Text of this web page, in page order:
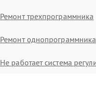
Ремонт трехпрограммника
Ремонт однопрограммника
Не работает система